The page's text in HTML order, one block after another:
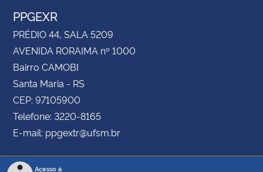
PPGEXR
PRÉDIO 44, SALA 5209
AVENIDA RORAIMA nº 1000
Bairro CAMOBI
Santa Maria - RS
CEP: 97105900
Telefone: 3220-8165
E-mail: ppgextr@ufsm.br
Acesso à